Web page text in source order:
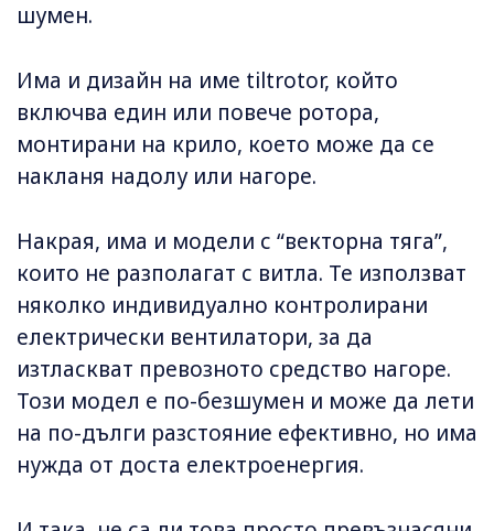
шумен.
Има и дизайн на име tiltrotor, който
включва един или повече ротора,
монтирани на крило, което може да се
накланя надолу или нагоре.
Накрая, има и модели с “векторна тяга”,
които не разполагат с витла. Те използват
няколко индивидуално контролирани
електрически вентилатори, за да
изтласкват превозното средство нагоре.
Този модел е по-безшумен и може да лети
на по-дълги разстояние ефективно, но има
нужда от доста електроенергия.